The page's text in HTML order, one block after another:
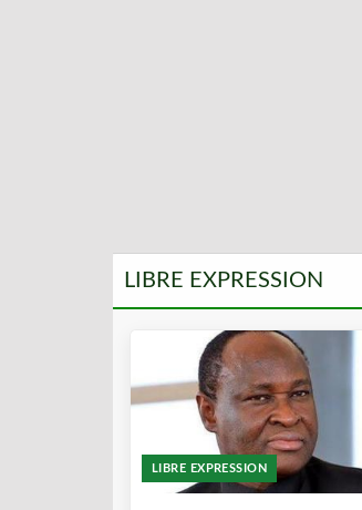
LIBRE EXPRESSION
LIBRE EXPRESSION